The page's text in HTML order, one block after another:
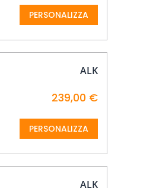
PERSONALIZZA
ALK
239,00 €
PERSONALIZZA
ALK